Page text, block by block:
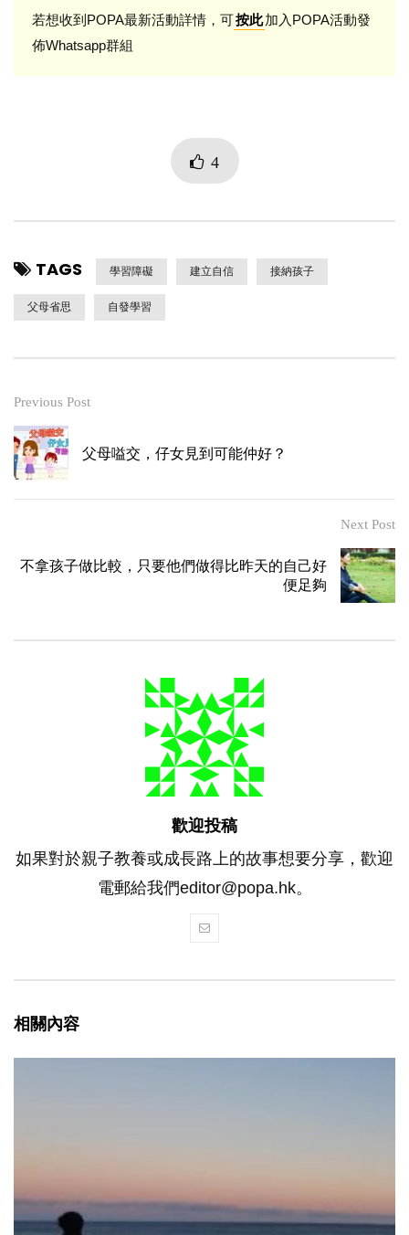
若想收到POPA最新活動詳情，可按此加入POPA活動發
佈Whatsapp群組
4
TAGS 學習障礙 建立自信 接納孩子
父母省思 自發學習
Previous Post
父母嗌交，仔女見到可能仲好？
Next Post
不拿孩子做比較，只要他們做得比昨天的自己好
便足夠
歡迎投稿
如果對於親子教養或成長路上的故事想要分享，歡迎
電郵給我們editor@popa.hk。
相關內容